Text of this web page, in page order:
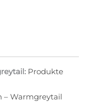
Produkte
– Warmgreytail